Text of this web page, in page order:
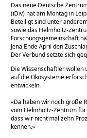
Das neue Deutsche
(iDiv) hat am Montag in
Beteiligt sind unter
sowie das Helmholtz-
Forschungsgemeinschaft
Jena Ende April den
Der Verbund setzte sich
Die Wissenschaftler
auf die Ökosysteme
entwickeln.
«Da haben wir noch große
vom Helmholtz-Zentrum
dass wir nicht mal zehn
kennen.»